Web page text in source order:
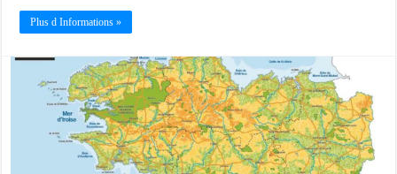
Plus d Informations »